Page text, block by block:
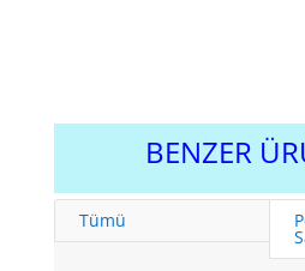
BENZER
Tümü